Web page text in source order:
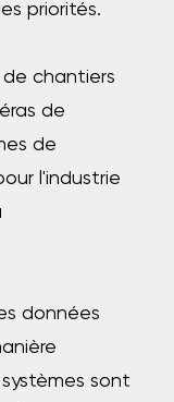
priorités.
chantiers
de
de
l'industrie
données
sont